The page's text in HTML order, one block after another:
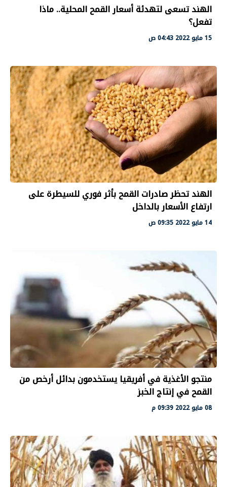
الهند تسعى لتهدئة أسعار القمح المحلية.. ماذا
تفعل؟
15 مايو 2022 04:43 ص
الهند تحظر صادرات القمح بأثر فوري للسيطرة على
ارتفاع الأسعار بالداخل
14 مايو 2022 09:35 ص
منتجو الأغذية في أفريقيا يستخدمون بدائل أرخص من
القمح في إنتاج الخبز
08 مايو 2022 09:39 م